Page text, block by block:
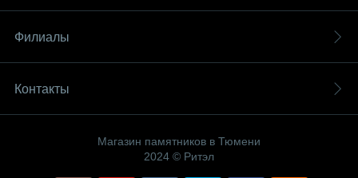
Филиалы
Контакты
Магазин памятников в Тюмени
2024 © Ритэл